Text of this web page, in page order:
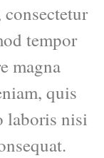
tempor
magna
quis
laboris nisi